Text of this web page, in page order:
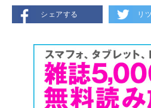
シェアする リ